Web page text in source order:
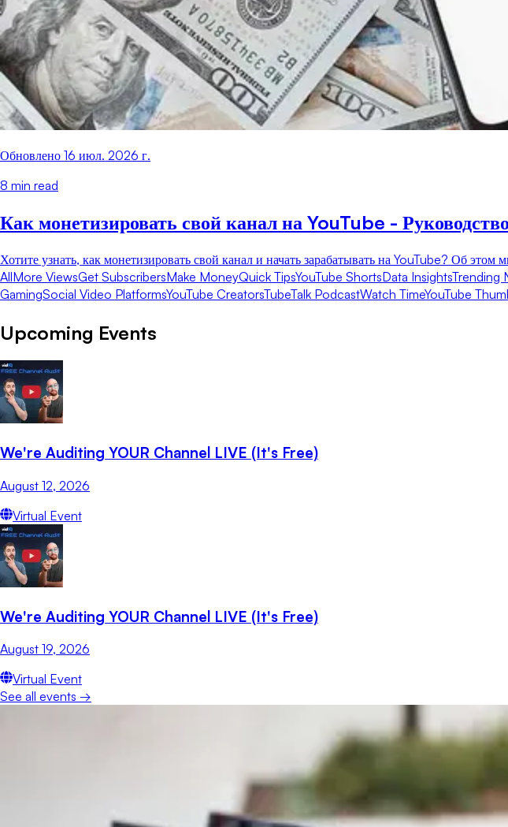
Обновлено 16 июл. 2026 г.
8 min read
Как монетизировать свой канал на YouTube -
Хотите узнать, как монетизировать свой канал и начать зарабатывать на YouTube? Об этом
AllMore ViewsGet SubscribersMake MoneyQuick TipsYouTube ShortsData InsightsTrending
GamingSocial Video PlatformsYouTube CreatorsTubeTalk PodcastWatch TimeYouTube
Upcoming Events
We're Auditing YOUR Channel LIVE (It's Free)
August 12, 2026
Virtual Event
We're Auditing YOUR Channel LIVE (It's Free)
August 19, 2026
Virtual Event
See all events →